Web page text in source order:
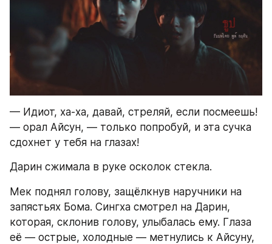
— Идиот, ха-ха, давай, стреляй, если посмеешь!
— орал Айсун, — только попробуй, и эта сучка
сдохнет у тебя на глазах!
Дарин сжимала в руке осколок стекла.
Мек поднял голову, защёлкнув наручники на
запястьях Бома. Сингха смотрел на Дарин,
которая, склонив голову, улыбалась ему. Глаза
её — острые, холодные — метнулись к Айсуну,